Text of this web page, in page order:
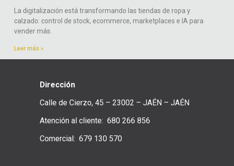
La digitalización está transformando las tiendas de ropa y
calzado: control de stock, ecommerce, marketplaces e IA para
vender más.
Leer más »
Dirección
Calle de Cierzo, 45 – 23002 – JAÉN – JAÉN
Atención al cliente: 680 266 856
Comercial: 679 130 570